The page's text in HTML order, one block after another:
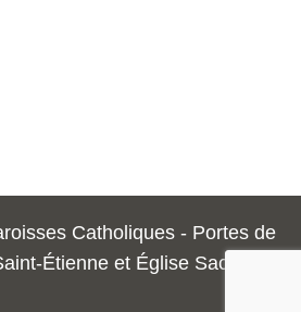
Catholiques - Portes de
Étienne et Église Sacré-